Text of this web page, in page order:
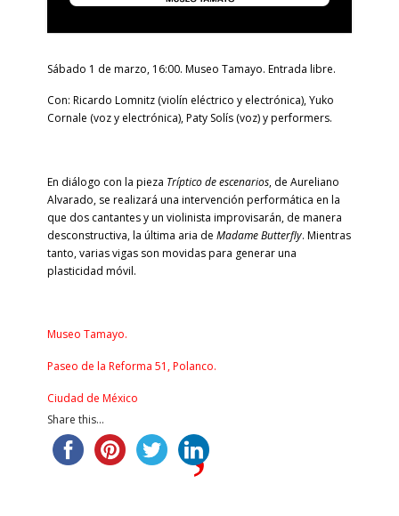
Sábado 1 de marzo,16:00. Museo Tamayo. Entrada libre.
Con: Ricardo Lomnitz (violín eléctrico y electrónica), Yuko
Cornale (voz y electrónica), Paty Solís (voz) y performers.
En diálogo con la pieza Tríptico de escenarios, de Aureliano
Alvarado, se realizará una intervención performática en la
que dos cantantes y un violinista improvisarán, de manera
desconstructiva, la última aria de Madame Butterfly. Mientras
tanto, varias vigas son movidas para generar una
plasticidad móvil.
Museo Tamayo.
Paseo de la Reforma 51, Polanco.
Ciudad de México
Share this...